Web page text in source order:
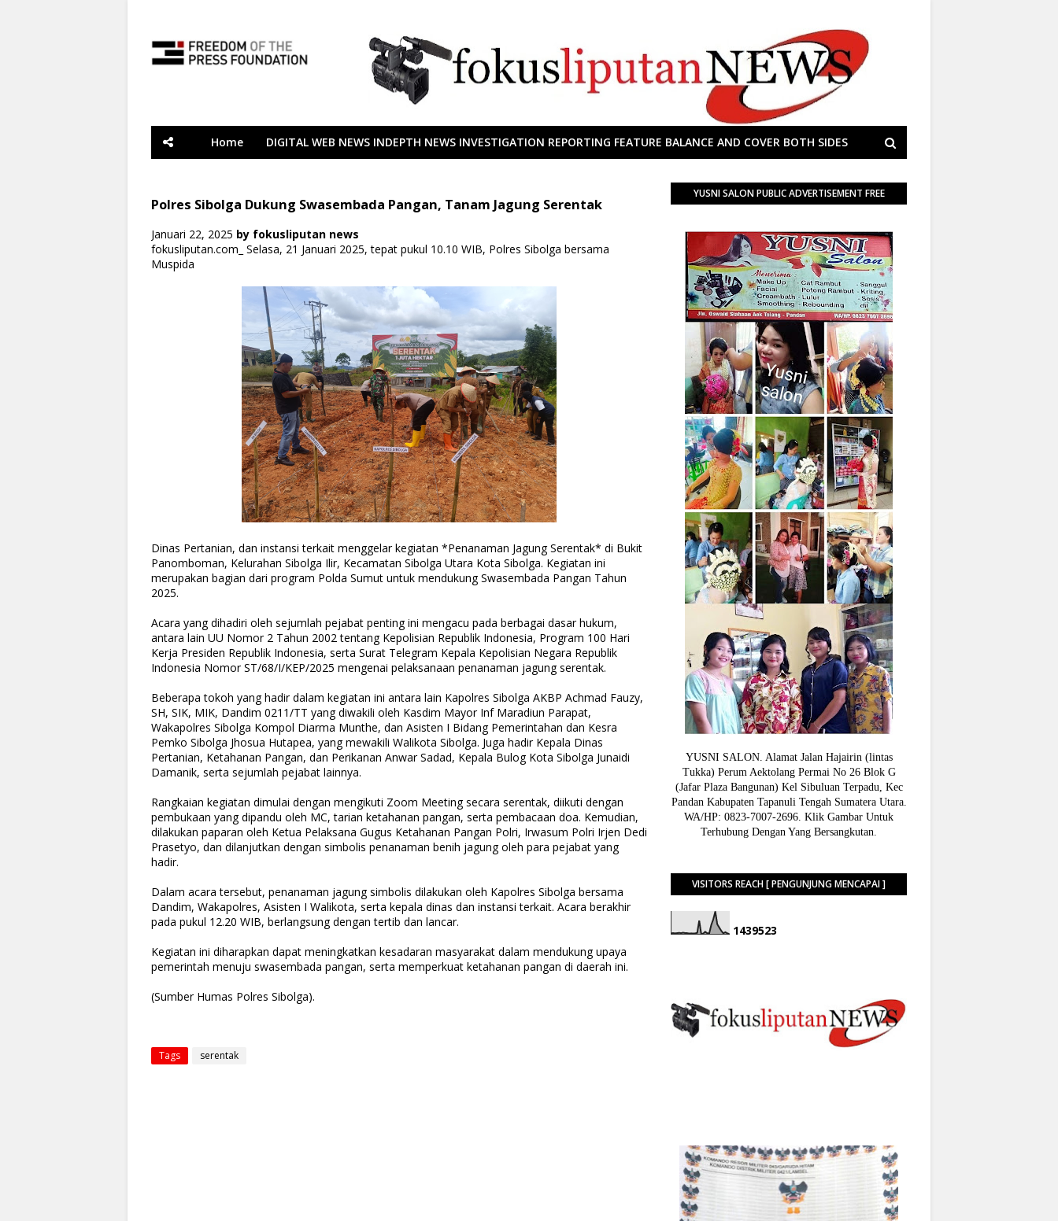
Home DIGITAL WEB NEWS INDEPTH NEWS INVESTIGATION REPORTING FEATURE BALANCE AND COVER BOTH SIDES
Polres Sibolga Dukung Swasembada Pangan, Tanam Jagung Serentak
Januari 22, 2025 by fokusliputan news
fokusliputan.com_ Selasa, 21 Januari 2025, tepat pukul 10.10 WIB, Polres Sibolga bersama
Muspida
Dinas Pertanian, dan instansi terkait menggelar kegiatan *Penanaman Jagung Serentak* di Bukit
Panomboman, Kelurahan Sibolga Ilir, Kecamatan Sibolga Utara Kota Sibolga. Kegiatan ini
merupakan bagian dari program Polda Sumut untuk mendukung Swasembada Pangan Tahun
2025.
Acara yang dihadiri oleh sejumlah pejabat penting ini mengacu pada berbagai dasar hukum,
antara lain UU Nomor 2 Tahun 2002 tentang Kepolisian Republik Indonesia, Program 100 Hari
Kerja Presiden Republik Indonesia, serta Surat Telegram Kepala Kepolisian Negara Republik
Indonesia Nomor ST/68/I/KEP/2025 mengenai pelaksanaan penanaman jagung serentak.
Beberapa tokoh yang hadir dalam kegiatan ini antara lain Kapolres Sibolga AKBP Achmad Fauzy,
SH, SIK, MIK, Dandim 0211/TT yang diwakili oleh Kasdim Mayor Inf Maradiun Parapat,
Wakapolres Sibolga Kompol Diarma Munthe, dan Asisten I Bidang Pemerintahan dan Kesra
Pemko Sibolga Jhosua Hutapea, yang mewakili Walikota Sibolga. Juga hadir Kepala Dinas
Pertanian, Ketahanan Pangan, dan Perikanan Anwar Sadad, Kepala Bulog Kota Sibolga Junaidi
Damanik, serta sejumlah pejabat lainnya.
Rangkaian kegiatan dimulai dengan mengikuti Zoom Meeting secara serentak, diikuti dengan
pembukaan yang dipandu oleh MC, tarian ketahanan pangan, serta pembacaan doa. Kemudian,
dilakukan paparan oleh Ketua Pelaksana Gugus Ketahanan Pangan Polri, Irwasum Polri Irjen Dedi
Prasetyo, dan dilanjutkan dengan simbolis penanaman benih jagung oleh para pejabat yang
hadir.
Dalam acara tersebut, penanaman jagung simbolis dilakukan oleh Kapolres Sibolga bersama
Dandim, Wakapolres, Asisten I Walikota, serta kepala dinas dan instansi terkait. Acara berakhir
pada pukul 12.20 WIB, berlangsung dengan tertib dan lancar.
Kegiatan ini diharapkan dapat meningkatkan kesadaran masyarakat dalam mendukung upaya
pemerintah menuju swasembada pangan, serta memperkuat ketahanan pangan di daerah ini.
(Sumber Humas Polres Sibolga).
Tags serentak
YUSNI SALON PUBLIC ADVERTISEMENT FREE
YUSNI SALON. Alamat Jalan Hajairin (lintas
Tukka) Perum Aektolang Permai No 26 Blok G
(Jafar Plaza Bangunan) Kel Sibuluan Terpadu, Kec
Pandan Kabupaten Tapanuli Tengah Sumatera Utara.
WA/HP: 0823-7007-2696. Klik Gambar Untuk
Terhubung Dengan Yang Bersangkutan.
VISITORS REACH [ PENGUNJUNG MENCAPAI ]
1439523